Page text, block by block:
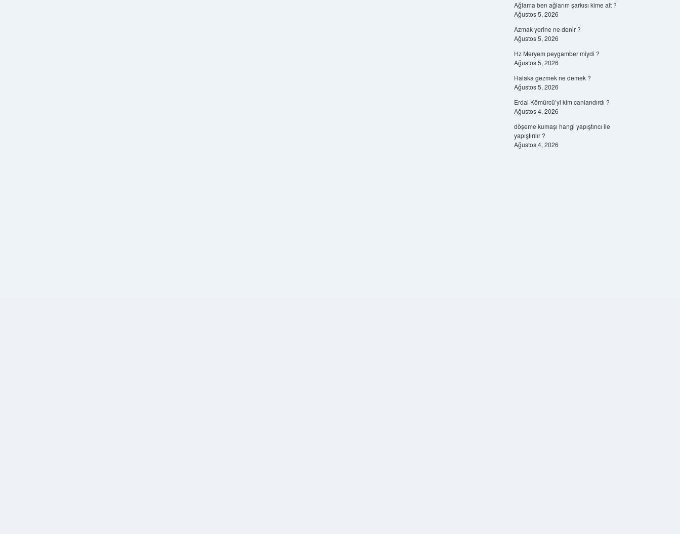
Ağlama ben ağlarım şarkısı kime ait ?
Ağustos 5, 2026
Azmak yerine ne denir ?
Ağustos 5, 2026
Hz Meryem peygamber miydi ?
Ağustos 5, 2026
Halaka gezmek ne demek ?
Ağustos 5, 2026
Erdal Kömürcü’yi kim canlandırdı ?
Ağustos 4, 2026
döşeme kumaşı hangi yapıştırıcı ile
yapıştırılır ?
Ağustos 4, 2026